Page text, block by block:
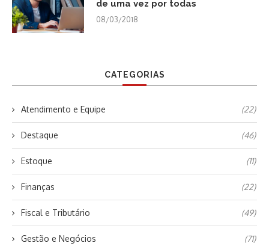
de uma vez por todas
08/03/2018
CATEGORIAS
Atendimento e Equipe (22)
Destaque (46)
Estoque (11)
Finanças (22)
Fiscal e Tributário (49)
Gestão e Negócios (71)